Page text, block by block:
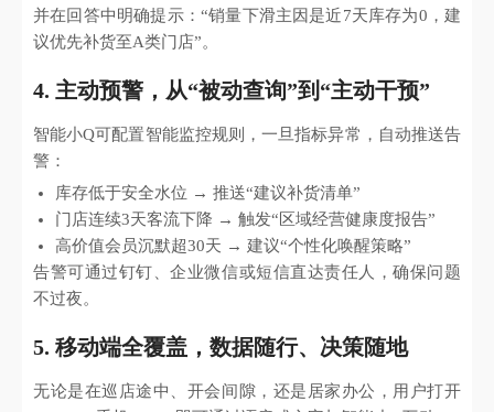
并在回答中明确提示：“销量下滑主因是近7天库存为0，建
议优先补货至A类门店”。
4. 主动预警，从“被动查询”到“主动干预”
智能小Q可配置智能监控规则，一旦指标异常，自动推送告
警：
库存低于安全水位 → 推送“建议补货清单”
门店连续3天客流下降 → 触发“区域经营健康度报告”
高价值会员沉默超30天 → 建议“个性化唤醒策略”
告警可通过钉钉、企业微信或短信直达责任人，确保问题
不过夜。
5. 移动端全覆盖，数据随行、决策随地
无论是在巡店途中、开会间隙，还是居家办公，用户打开